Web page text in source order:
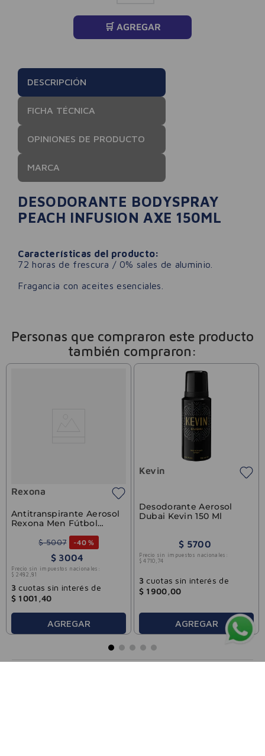
🛒 AGREGAR
DESCRIPCIÓN
FICHA TÉCNICA
OPINIONES DE PRODUCTO
MARCA
DESODORANTE BODYSPRAY
PEACH INFUSION AXE 150ML
Características del producto:
72 horas de frescura / 0% sales de aluminio.
Fragancia con aceites esenciales.
Personas que compraron este producto
también compraron:
Rexona
Antitranspirante Aerosol
Rexona Men Fútbol
$ 5007 -40 %
$ 3004
Precio sin impuestos nacionales:
$ 2482 81
3cuotas sin interés de
$ 1001 40
AGREGAR
Kevin
Desodorante Aerosol
Dubai Kevin 150 Ml
$ 5700
Precio sin impuestos nacionales:
$ 4710 74
3cuotas sin interés de
$ 1900 00
AGREGAR